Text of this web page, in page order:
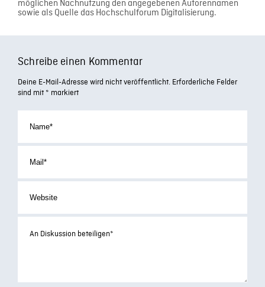
möglichen Nachnutzung den angegebenen Autorennamen
sowie als Quelle das Hochschulforum Digitalisierung.
Schreibe einen Kommentar
Deine E-Mail-Adresse wird nicht veröffentlicht. Erforderliche Felder
sind mit * markiert